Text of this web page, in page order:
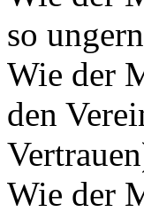
so
Wie der
den
Wie der